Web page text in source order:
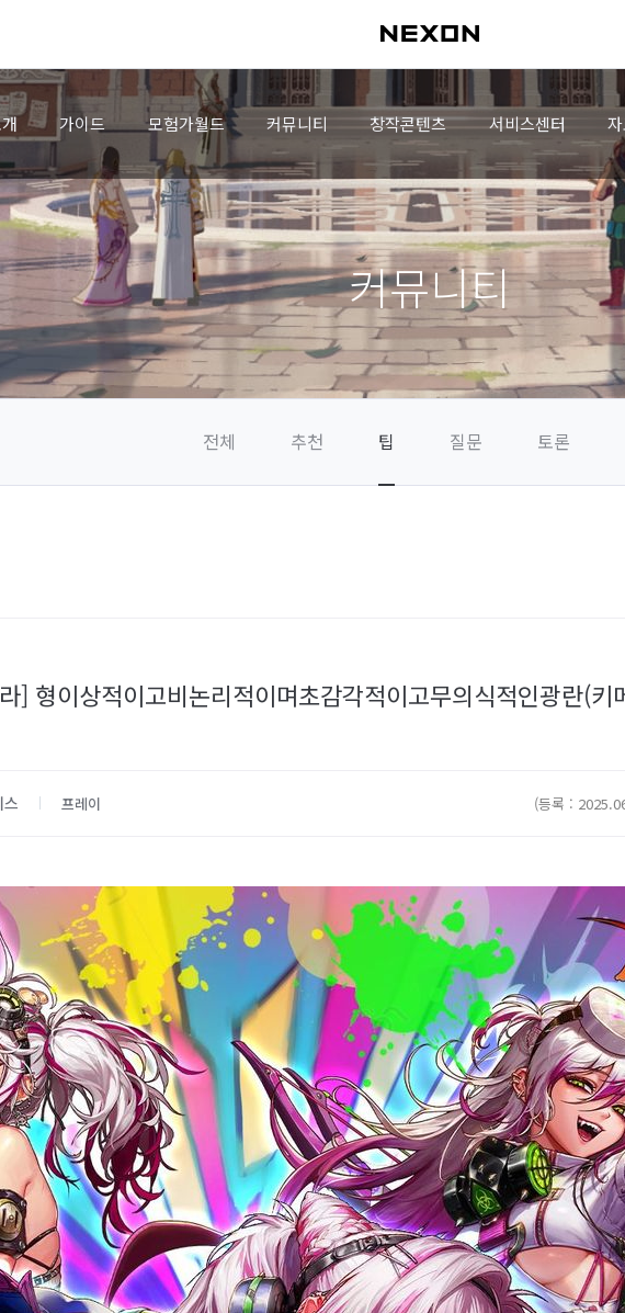
가이드 모험가월드 커뮤니티 창작콘텐츠 서비스센터
커뮤니티
전체 추천 팁 질문 토론
] 형이상적이고비논리적이며초감각적이고무의식적인광란(키
프레이 (등록 :